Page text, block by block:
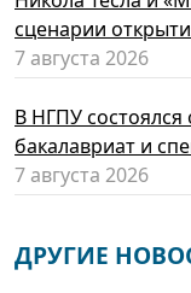
сценарии
7 августа 2026
В НГПУ состоялся
бакалавриат и
7 августа 2026
ДРУГИЕ